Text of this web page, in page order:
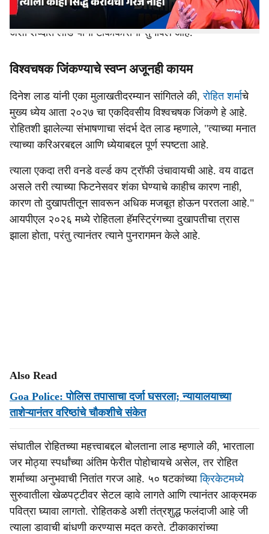
"रोहितला आता कोणासमोरही काही सिद्ध करण्याची गरज नाही,"
अशा शब्दांत लाड यांनी टीकाकारांना सुनावले आहे.
विश्वचषक जिंकण्याचे स्वप्न अजूनही कायम
दिनेश लाड यांनी एका मुलाखतीदरम्यान सांगितले की,रोहित शर्माचे
मुख्य ध्येय आता २०२७ चा एकदिवसीय विश्वचषक जिंकणे हे आहे.
रोहितशी झालेल्या संभाषणाचा संदर्भ देत लाड म्हणाले, "त्याच्या मनात
त्याच्या करिअरबद्दल आणि ध्येयाबद्दल पूर्ण स्पष्टता आहे.
त्याला एकदा तरी वनडे वर्ल्ड कप ट्रॉफी उंचावायची आहे. वय वाढत
असले तरी त्याच्या फिटनेसवर शंका घेण्याचे काहीच कारण नाही,
कारण तो दुखापतीतून सावरून अधिक मजबूत होऊन परतला आहे."
आयपीएल २०२६ मध्ये रोहितला हॅमस्ट्रिंगच्या दुखापतीचा त्रास
झाला होता, परंतु त्यानंतर त्याने पुनरागमन केले आहे.
Also Read
Goa Police: पोलिस तपासाचा दर्जा घसरला; न्यायालयाच्या
ताशेऱ्यानंतर वरिष्ठांचे चौकशीचे संकेत
संघातील रोहितच्या महत्त्वाबद्दल बोलताना लाड म्हणाले की, भारताला
जर मोठ्या स्पर्धांच्या अंतिम फेरीत पोहोचायचे असेल, तर रोहित
शर्माच्या अनुभवाची नितांत गरज आहे. ५० षटकांच्याक्रिकेटमध्ये
सुरुवातीला खेळपट्टीवर सेटल व्हावे लागते आणि त्यानंतर आक्रमक
पवित्रा घ्यावा लागतो. रोहितकडे अशी तंत्रशुद्ध फलंदाजी आहे जी
त्याला डावाची बांधणी करण्यास मदत करते. टीकाकारांच्या